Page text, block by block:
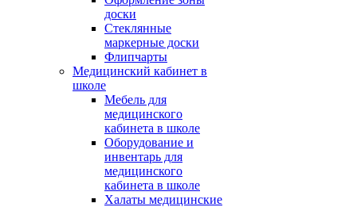
доски
Стеклянные
маркерные доски
Флипчарты
Медицинский кабинет в
школе
Мебель для
медицинского
кабинета в школе
Оборудование и
инвентарь для
медицинского
кабинета в школе
Халаты медицинские